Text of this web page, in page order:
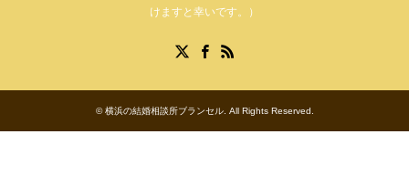
けますと幸いです。）
©横浜の結婚相談所ブランセル. All Rights Reserved.